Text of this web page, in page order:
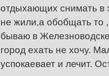
отдыхающих снимать в
не жили,а обобщать то
бываю в
город ехать не хочу.
успокаевает и лечит.